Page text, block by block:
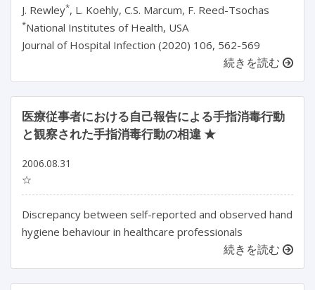
J. Rewley*, L. Koehly, C.S. Marcum, F. Reed-Tsochas
*National Institutes of Health, USA
Journal of Hospital Infection (2020) 106, 562-569
続きを読む
医療従事者における自己報告による手指消毒行動
と観察された手指消毒行動の相違 ★
2006.08.31
☆
Discrepancy between self-reported and observed hand
hygiene behaviour in healthcare professionals
続きを読む